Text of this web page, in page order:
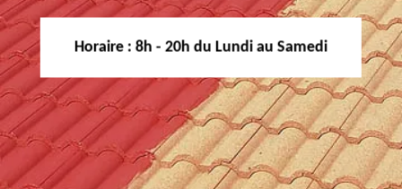
Horaire : 8h - 20h du Lundi au Samedi